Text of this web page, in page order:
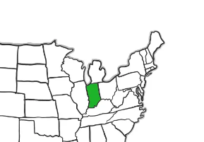
delle
italiane
da ExportUSA
al Mercato